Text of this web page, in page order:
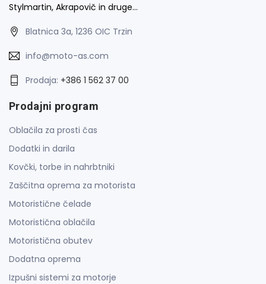
Stylmartin, Akrapovič in druge…
Blatnica 3a, 1236 OIC Trzin
info@moto-as.com
Prodaja: +386 1 562 37 00
Prodajni program
Oblačila za prosti čas
Dodatki in darila
Kovčki, torbe in nahrbtniki
Zaščitna oprema za motorista
Motoristične čelade
Motoristična oblačila
Motoristična obutev
Dodatna oprema
Izpušni sistemi za motorje